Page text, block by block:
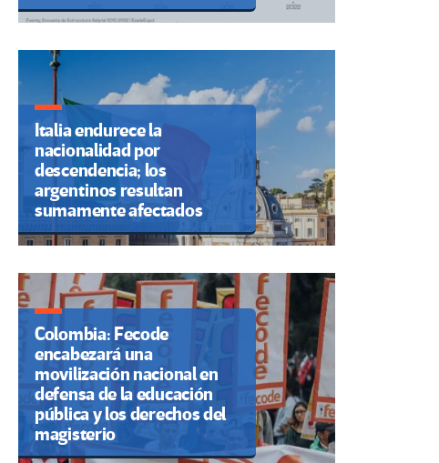
Italia endurece la
nacionalidad por
descendencia; los
argentinos resultan
sumamente afectados
Colombia: Fecode
encabezará una
movilización nacional en
defensa de la educación
pública y los derechos del
magisterio